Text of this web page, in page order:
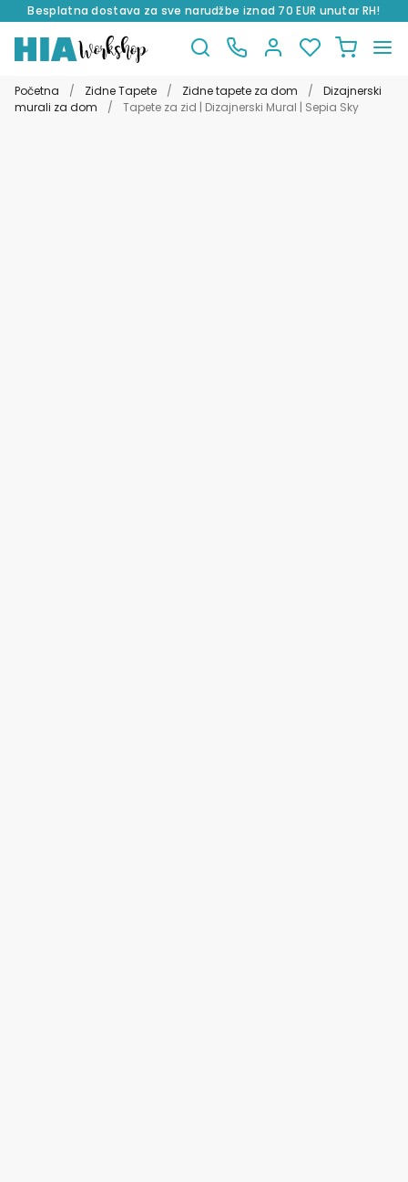
Besplatna dostava za sve narudžbe iznad 70 EUR unutar RH!
na
navigaciju
do
sadržaja
Početna / Zidne Tapete / Zidne tapete za dom /
Dizajnerski
murali za dom
/ Tapete za zid | Dizajnerski Mural | Sepia Sky